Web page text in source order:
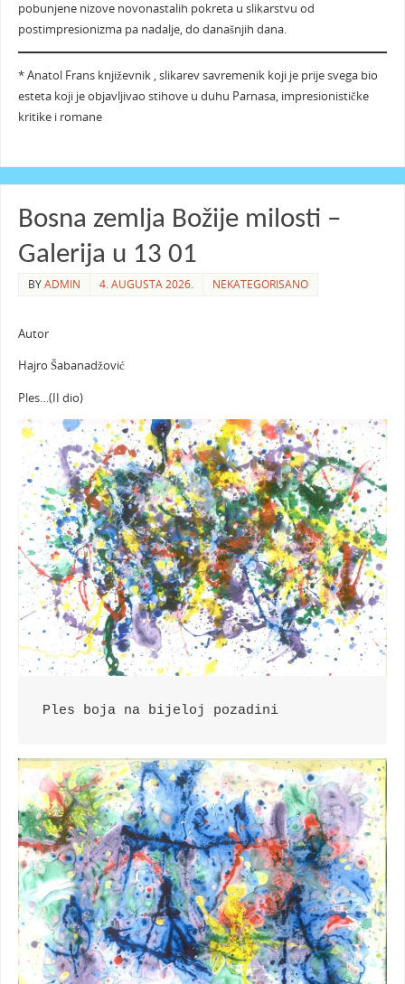
pobunjene nizove novonastalih pokreta u slikarstvu od
postimpresionizma pa nadalje, do današnjih dana.
* Anatol Frans književnik , slikarev savremenik koji je prije svega bio
esteta koji je objavljivao stihove u duhu Parnasa, impresionističke
kritike i romane
Bosna zemlja Božije milosti –
Galerija u 13 01
BYADMIN 4. AUGUSTA 2026. NEKATEGORISANO
Autor
Hajro Šabanadžović
Ples…(II dio)
Ples boja na bijeloj pozadini